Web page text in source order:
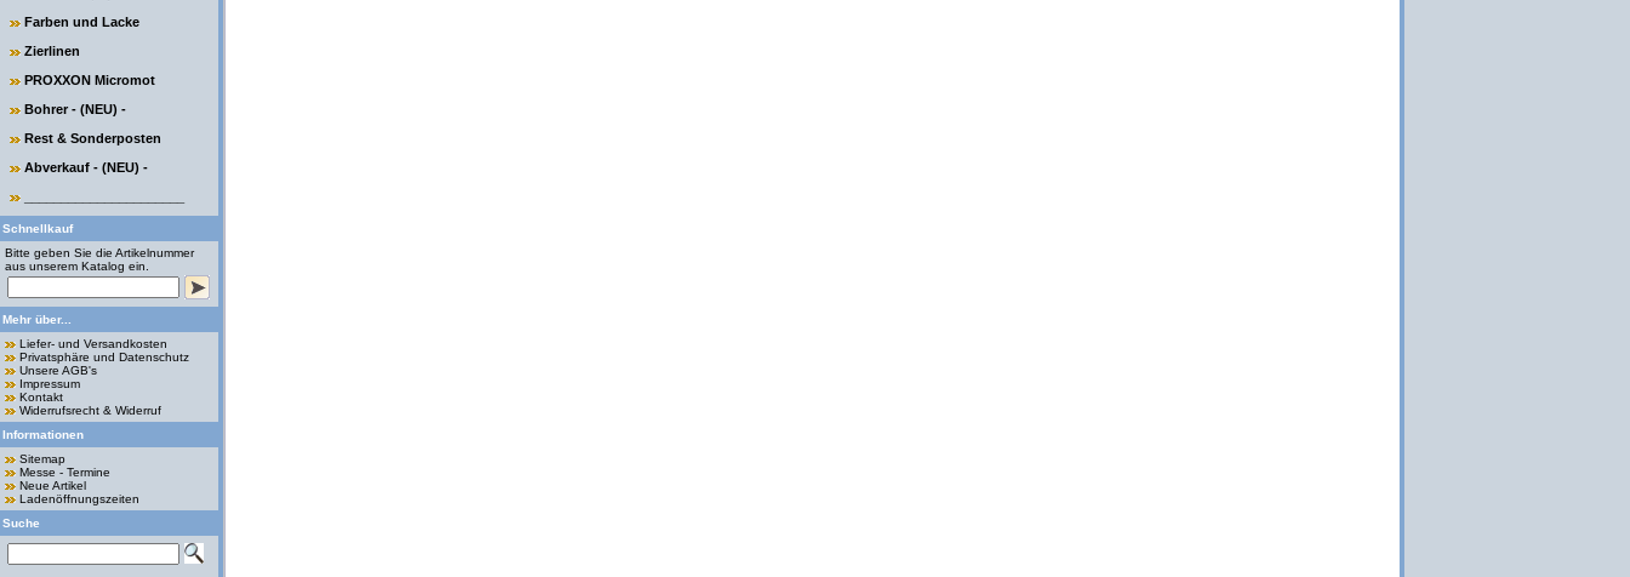
Farben und Lacke
Zierlinen
PROXXON Micromot
Bohrer - (NEU) -
Rest & Sonderposten
Abverkauf - (NEU) -
Schnellkauf
Bitte geben Sie die Artikelnummer
aus unserem Katalog ein.
Mehr über...
Liefer- und Versandkosten
Privatsphäre und Datenschutz
Unsere AGB's
Impressum
Kontakt
Widerrufsrecht & Widerruf
Informationen
Sitemap
Messe - Termine
Neue Artikel
Ladenöffnungszeiten
Suche